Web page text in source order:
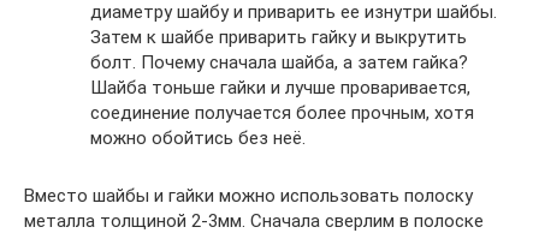
диаметру шайбу и приварить ее изнутри шайбы.
Затем к шайбе приварить гайку и выкрутить
болт. Почему сначала шайба, а затем гайка?
Шайба тоньше гайки и лучше проваривается,
соединение получается более прочным, хотя
можно обойтись без неё.
Вместо шайбы и гайки можно использовать полоску
металла толщиной 2-3мм. Сначала сверлим в полоске